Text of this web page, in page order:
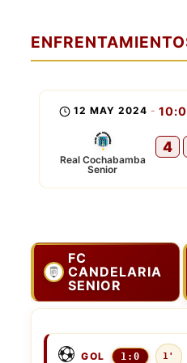
12 MAY 2024 -
Real Cochabamba
Senior
4
FC
CANDELARIA
SENIOR
GOL 1:0 1'